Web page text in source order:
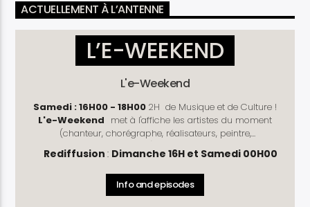
ACTUELLEMENT À L’ANTENNE
L’E-WEEKEND
L'e-Weekend
Samedi : 16H00 - 18H00 2H de Musique et de Culture !
L'e-Weekend met à l'affiche les artistes du moment
(chanteur, chorégraphe, réalisateurs, peintre,
photographe, cinéaste .....) !
Découvrez les dernières
sorties musicales et les dernières actualités du monde
culturel. Les succès d'antan y ont aussi leur place avec la
rubrique " le bon vieux Temps ".Genre
Fréquence: HebdomadaireDurée
Rediffusion : Dimanche 16H et Samedi 00H00
Info and episodes